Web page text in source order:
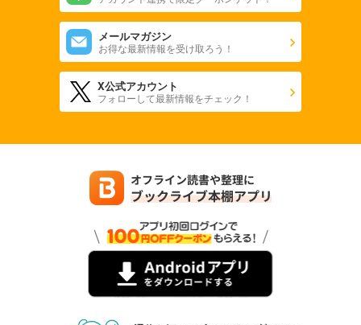
メールマガジン
お得な最新情報を受け取ろう！
X公式アカウント
フォローして最新情報をチェック！